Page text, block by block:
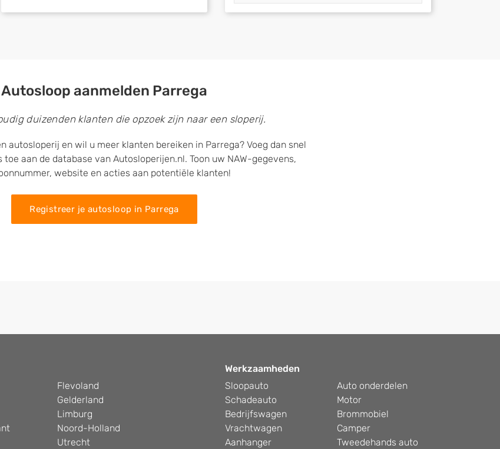
Autosloop aanmelden Parrega
duizenden klanten die opzoek zijn naar een sloperij.
autosloperij en wil u meer klanten bereiken in Parrega? Voeg dan snel
toe aan de database van Autosloperijen.nl. Toon uw NAW-gegevens,
website en acties aan potentiële klanten!
Registreer je autosloop in Parrega
Flevoland
Gelderland
Limburg
Noord-Holland
Utrecht
Werkzaamheden
Sloopauto
Auto onderdelen
Schadeauto
Motor
Bedrijfswagen
Brommobiel
Vrachtwagen
Camper
Aanhanger
Tweedehands auto